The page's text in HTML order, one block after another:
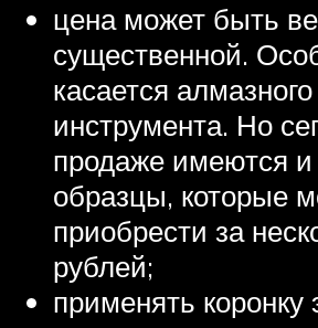
цена может быть
существенной.
касается алмазного
инструмента. Но
продаже имеются
образцы, которые
приобрести за
рублей;
применять